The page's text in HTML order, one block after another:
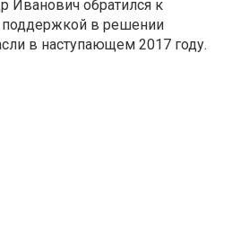
Иванович обратился к
поддержкой в решении
в наступающем 2017 году.